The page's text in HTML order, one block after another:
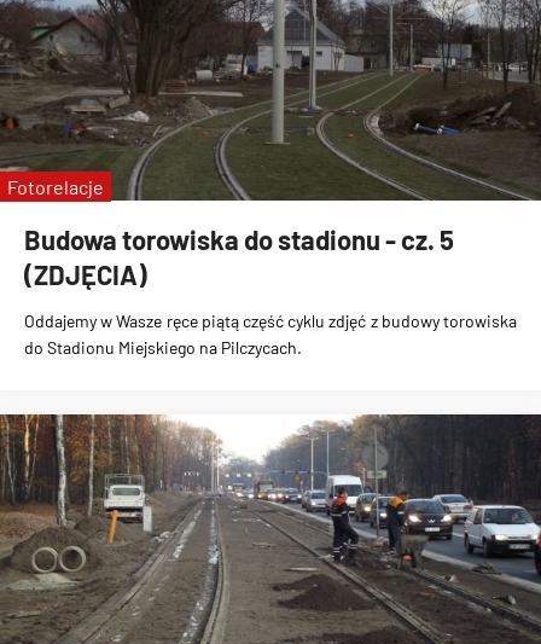
Budowa torowiska do stadionu - cz. 5
(ZDJĘCIA)
Oddajemy w Wasze ręce piątą część cyklu zdjęć z budowy torowiska
do Stadionu Miejskiego na Pilczycach.
Fotorelacje